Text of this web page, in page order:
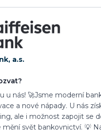
a.s.
u nás! 🚀Jsme moderní
a nové nápady. U nás
ale i možnost zapojit se
svět bankovnictví. 💡